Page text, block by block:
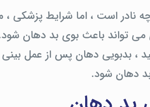
نادر است ، اما شرایط پزشکی
می تواند باعث بوی بد دهان
، بدبویی دهان پس از عمل
دهان شود.